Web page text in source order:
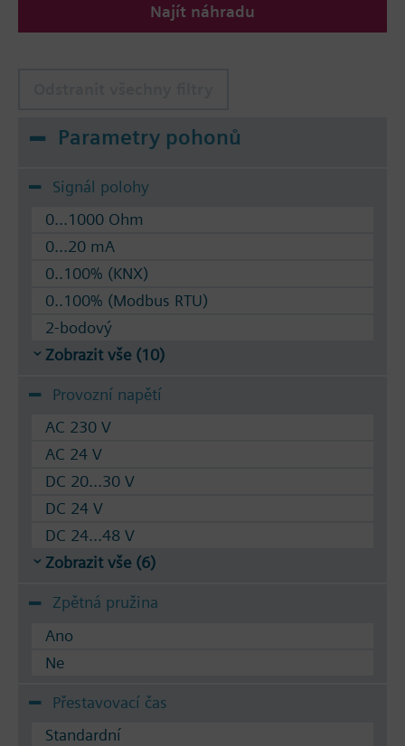
Najít náhradu
Parametry pohonů
Signál polohy
0...1000 Ohm
0...20 mA
0..100% (KNX)
0..100% (Modbus RTU)
2-bodový
Zobrazit vše (10)
Provozní napětí
AC 230 V
AC 24 V
DC 20...30 V
DC 24 V
DC 24...48 V
Zobrazit vše (6)
Zpětná pružina
Ano
Ne
Přestavovací čas
Standardní